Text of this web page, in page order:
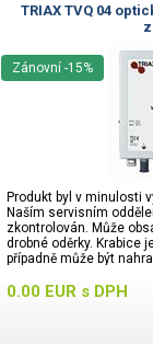
TRIAX TVQ 04
Produkt byl v minulosti
Naším servisním
zkontrolován. Může
drobné oděrky. Krabice
případně může být
0.00EUR s DPH
Zánovní -15%